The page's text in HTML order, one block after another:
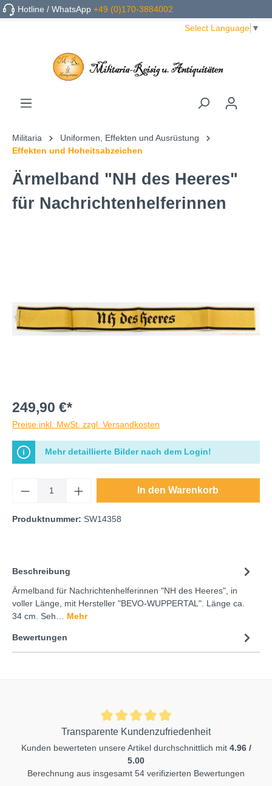
Hotline / WhatsApp+49 (0)170-3884002
Select Language ▼
Militaria
Uniformen, Effekten und Ausrüstung
Effekten und Hoheitsabzeichen
Ärmelband "NH des Heeres"
für Nachrichtenhelferinnen
249,90 €*
Preise inkl. MwSt. zzgl. Versandkosten
Mehr detaillierte Bilder nach dem Login!
In den Warenkorb
Produktnummer: SW14358
Beschreibung
Ärmelband für Nachrichtenhelferinnen "NH des Heeres", in
voller Länge, mit Hersteller "BEVO-WUPPERTAL". Länge ca.
34 cm. Seh… Mehr
Bewertungen
Transparente Kundenzufriedenheit
Kunden bewerteten unsere Artikel durchschnittlich mit 4.96 /
5.00
Berechnung aus insgesamt 54 verifizierten Bewertungen